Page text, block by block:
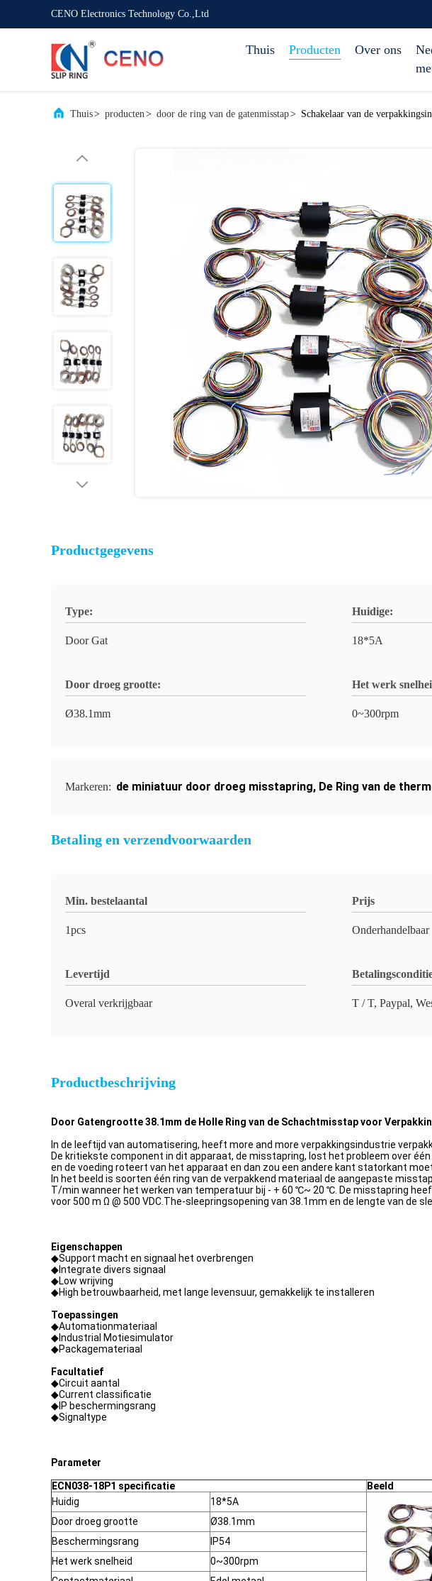
CENO Electronics Technology Co.,Ltd
Thuis Producten Over ons
Thuis> producten> door de ring van de gatenmisstap> Schakelaar van de
Productgegevens
Type:
Door Gat
Huidige:
18*5A
Door droeg grootte:
Ø38.1mm
Het werk
0~300rpm
Markeren: de miniatuur door droeg misstapring, De Ring van de
Betaling en verzendvoorwaarden
Min. bestelaantal
1pcs
Prijs
Onderhandelbaar
Levertijd
Overal verkrijgbaar T / T, Paypal,
Productbeschrijving
Door Gatengrootte 38.1mm de Holle Ring van de Schachtmisstap voor
In de leeftijd van automatisering, heeft more and more verpakkingsindustrie
De kritiekste component in dit apparaat, de misstapring, lost het probleem over
en de voeding roteert van het apparaat en dan zou een andere kant statorkant
In het beeld is soorten één ring van de verpakkend materiaal de aangepaste
T/min wanneer het werken van temperatuur bij - + 60 ℃~ 20 ℃. De misstapring
voor 500 m Ω @ 500 VDC.The-sleepringsopening van 38.1mm en de lengte van de
Eigenschappen
◆Support macht en signaal het overbrengen
◆Integrate divers signaal
◆Low wrijving
◆High betrouwbaarheid, met lange levensuur, gemakkelijk te installeren
Toepassingen
◆Automationmateriaal
◆Industrial Motiesimulator
◆Packagemateriaal
Facultatief
◆Circuit aantal
◆Current classificatie
◆IP beschermingsrang
◆Signaltype
Parameter
ECN038-18P1 specificatie
Beeld
Huidig
18*5A
Door droeg grootte
Ø38.1mm
Beschermingsrang
IP54
Het werk snelheid
0~300rpm